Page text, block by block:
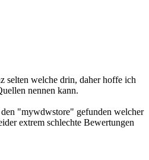
selten welche drin, daher hoffe ich
nennen kann.
"mywdwstore" gefunden welcher
extrem schlechte Bewertungen